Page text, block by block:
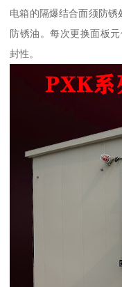
电箱的隔爆结合面须防锈
防锈油。每次更换面板
封性。